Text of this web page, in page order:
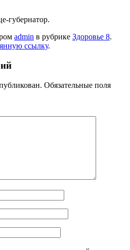
губернатор.
admin в рубрике Здоровье 8.
ссылку.
Обязательные поля